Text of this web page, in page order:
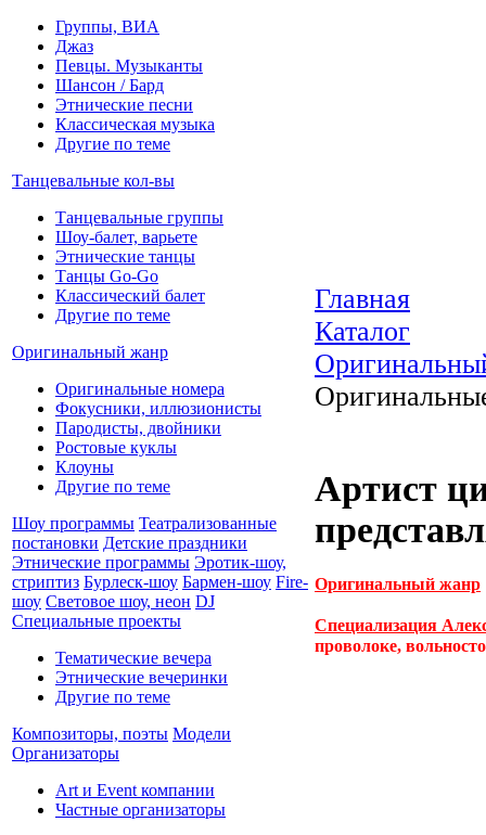
Группы, ВИА
Джаз
Певцы. Музыканты
Шансон / Бард
Этнические песни
Классическая музыка
Другие по теме
Танцевальные кол-вы
Танцевальные группы
Шоу-балет, варьете
Этнические танцы
Танцы Go-Go
Классический балет
Другие по теме
Оригинальный жанр
Оригинальные номера
Фокусники, иллюзионисты
Пародисты, двойники
Ростовые куклы
Клоуны
Другие по теме
Шоу программы Театрализованные
постановки Детские праздники
Этнические программы Эротик-шоу,
стриптиз Бурлеск-шоу Бармен-шоу Fire-
шоу Световое шоу, неон DJ
Специальные проекты
Тематические вечера
Этнические вечеринки
Другие по теме
Композиторы, поэты Модели
Организаторы
Art и Event компании
Частные организаторы
Главная
Каталог
Артист
Оригинальный жанр
Специализация
проволоке,